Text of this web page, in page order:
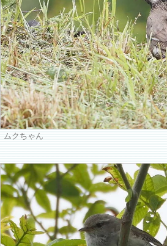
ムクちゃん